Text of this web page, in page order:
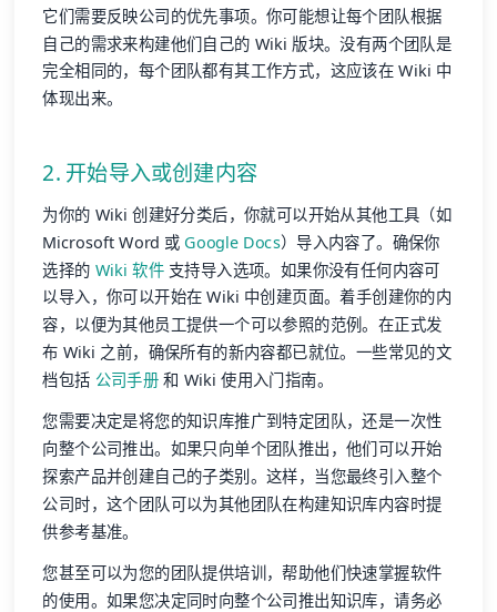
它们需要反映公司的优先事项。你可能想让每个团队根据
自己的需求来构建他们自己的 Wiki 版块。没有两个团队是
完全相同的，每个团队都有其工作方式，这应该在 Wiki 中
体现出来。
2. 开始导入或创建内容
为你的 Wiki 创建好分类后，你就可以开始从其他工具（如
Microsoft Word 或 Google Docs）导入内容了。确保你
选择的 Wiki 软件 支持导入选项。如果你没有任何内容可
以导入，你可以开始在 Wiki 中创建页面。着手创建你的内
容，以便为其他员工提供一个可以参照的范例。在正式发
布 Wiki 之前，确保所有的新内容都已就位。一些常见的文
档包括 公司手册 和 Wiki 使用入门指南。
您需要决定是将您的知识库推广到特定团队，还是一次性
向整个公司推出。如果只向单个团队推出，他们可以开始
探索产品并创建自己的子类别。这样，当您最终引入整个
公司时，这个团队可以为其他团队在构建知识库内容时提
供参考基准。
您甚至可以为您的团队提供培训，帮助他们快速掌握软件
的使用。如果您决定同时向整个公司推出知识库，请务必